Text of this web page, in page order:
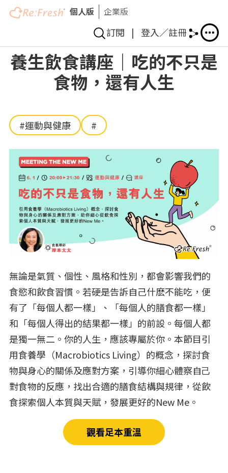
移
個人版 企業版
訂閱 | 登入／註冊
養生飲食講座｜吃的不只是
食物，還有人生
#運動與健康 #
無論是氣質、個性、風格和性別，都會影響我們的
食慾和飲食習慣。若硬是告訴自己什麽不能吃，便
有了「每個人都一樣」、「每個人的膳食都一樣」
和「每個人得出的結果都一樣」的前設。每個人都
是獨一無二。你的人生，應該專屬於你。本節目引
用食養學（Macrobiotics Living）的概念，探討食
物與身心的關係及應對方案，引導你細⼼體察⾃⼰
對食物的反應，找出合適的膳食結構與規律，從飲
食探索個人本質與天賦，發展更好的New Me。
觀看足本重溫